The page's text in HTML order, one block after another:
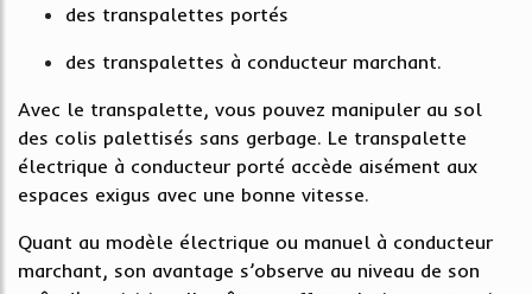
des transpalettes portés
des transpalettes à conducteur marchant.
Avec le transpalette, vous pouvez manipuler au sol
des colis palettisés sans gerbage. Le transpalette
électrique à conducteur porté accède aisément aux
espaces exigus avec une bonne vitesse.
Quant au modèle électrique ou manuel à conducteur
marchant, son avantage s’observe au niveau de son